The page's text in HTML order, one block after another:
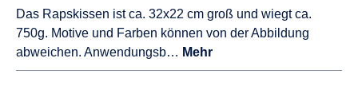
Das Rapskissen ist ca. 32x22 cm groß und wiegt ca.
750g. Motive und Farben können von der Abbildung
abweichen. Anwendungsb… Mehr